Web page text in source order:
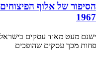
הסיפור של אלוף
1967
ישנם מעט מאוד עסקים
פחות מכך עסקים שהופכים